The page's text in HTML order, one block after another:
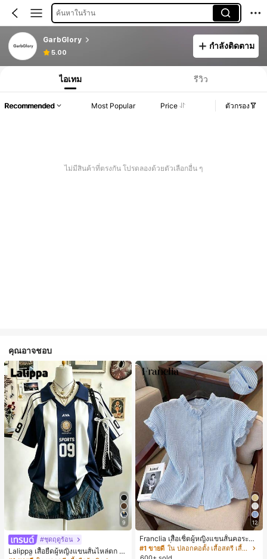
ค้นหาในร้าน
GarbGlory
5.00
กำลังติดตาม
ไอเทม รีวิว
Recommended Most Popular Price ตัวกรอง
ไม่มีสินค้าที่ตรงกัน โปรดลองด้วยตัวเลือกอื่น ๆ
คุณอาจชอบ
9
#ชุดฤดูร้อน
Lalippa เสื้อยืดผู้หญิงแขนสั้นไหล่ตก ค
12
Franclia เสื้อเชิ้ตผู้หญิงแขนสั้นคอระบา
ยกระดุมเดี่ยวลายทาง
#1 ขายดี
ใน ปลอกคอตั้ง เสื้อสตรี เสื้อเบลาส์ & Tee